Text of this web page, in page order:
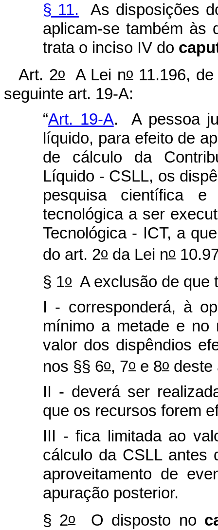
§ 11. As disposições
aplicam-se também às
trata o inciso IV do
Art. 2oA Lei no11.196, de
seguinte art. 19-A:
“Art. 19-A. A pessoa
líquido, para efeito de
de cálculo da
Líquido - CSLL, os
pesquisa científica
tecnológica a ser
Tecnológica - ICT, a
do art. 2o da Lei no
§ 1o A exclusão de que
I - corresponderá, à
mínimo a metade e no
valor dos dispêndios
nos §§ 6o, 7o e 8o deste
II - deverá ser
que os recursos forem
III - fica limitada ao
cálculo da CSLL antes
aproveitamento de
apuração posterior.
§ 2oO disposto no